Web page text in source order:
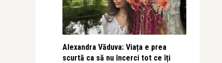
Alexandra Văduva: Viața e prea
scurtă ca să nu încerci tot ce îți